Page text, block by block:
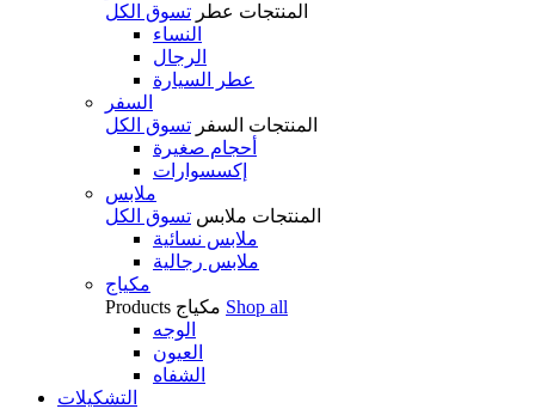
المنتجات عطر تسوق الكل
النساء
الرجال
عطر السيارة
السفر
المنتجات السفر تسوق الكل
أحجام صغيرة
إكسسوارات
ملابس
المنتجات ملابس تسوق الكل
ملابس نسائية
ملابس رجالية
مكياج
Products
Shop all
الوجه
العيون
الشفاه
التشكيلات